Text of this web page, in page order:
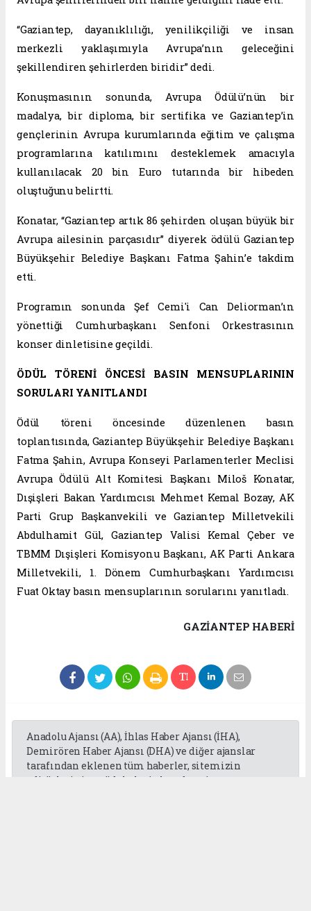
“Gaziantep, dayanıklılığı, yenilikçiliği ve insan
merkezli yaklaşımıyla Avrupa’nın geleceğini
şekillendiren şehirlerden biridir” dedi.
Konuşmasının sonunda, Avrupa Ödülü’nün bir
madalya, bir diploma, bir sertifika ve Gaziantep’in
gençlerinin Avrupa kurumlarında eğitim ve çalışma
programlarına katılımını desteklemek amacıyla
kullanılacak 20 bin Euro tutarında bir hibeden
oluştuğunu belirtti.
Konatar, “Gaziantep artık 86 şehirden oluşan büyük bir
Avrupa ailesinin parçasıdır” diyerek ödülü Gaziantep
Büyükşehir Belediye Başkanı Fatma Şahin’e takdim
etti.
Programın sonunda Şef Cemi'i Can Deliorman’ın
yönettiği Cumhurbaşkanı Senfoni Orkestrasının
konser dinletisine geçildi.
ÖDÜL TÖRENİ ÖNCESİ BASIN MENSUPLARININ
SORULARI YANITLANDI
Ödül töreni öncesinde düzenlenen basın
toplantısında, Gaziantep Büyükşehir Belediye Başkanı
Fatma Şahin, Avrupa Konseyi Parlamenterler Meclisi
Avrupa Ödülü Alt Komitesi Başkanı Miloš Konatar,
Dışişleri Bakan Yardımcısı Mehmet Kemal Bozay, AK
Parti Grup Başkanvekili ve Gaziantep Milletvekili
Abdulhamit Gül, Gaziantep Valisi Kemal Çeber ve
TBMM Dışişleri Komisyonu Başkanı, AK Parti Ankara
Milletvekili, 1. Dönem Cumhurbaşkanı Yardımcısı
Fuat Oktay basın mensuplarının sorularını yanıtladı.
GAZIANTEP HABERİ
Anadolu Ajansı (AA), İhlas Haber Ajansı (İHA),
Demirören Haber Ajansı (DHA) ve diğer ajanslar
tarafından eklenen tüm haberler, sitemizin
editörlerinin müdahalesi olmadan ajans